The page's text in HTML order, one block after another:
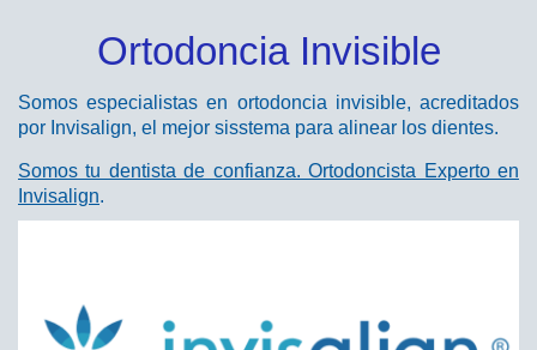
Ortodoncia Invisible
Somos especialistas en ortodoncia invisible, acreditados
por Invisalign, el mejor sisstema para alinear los dientes.
Somos tu dentista de confianza. Ortodoncista Experto en
Invisalign.